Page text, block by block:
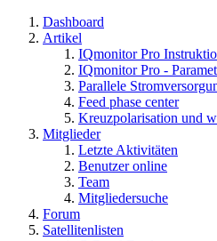
Dashboard
Artikel
IQmonitor Pro
IQmonitor Pro -
Parallele
Feed phase center
Kreuzpolarisation und
Mitglieder
Letzte Aktivitäten
Benutzer online
Team
Mitgliedersuche
Forum
Satellitenlisten